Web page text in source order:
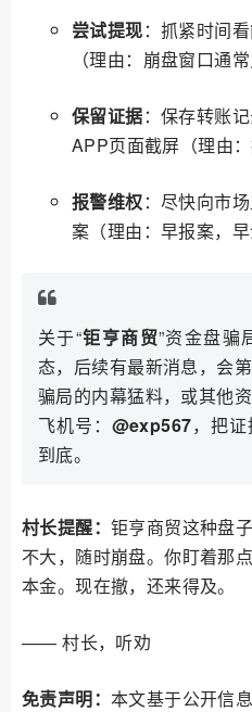
尝试提现：抓紧时间
（理由：崩盘窗口通
保留证据：保存转账
APP页面截屏（理由：
报警维权：尽快向市
案（理由：早报案，早
关于“钜亨商贸”资金盘骗
态，后续有最新消息，会
骗局的内幕猛料，或其他
飞机号： @exp567，把
到底。
村长提醒： 钜亨商贸这种盘
不大，随时崩盘。你盯着那
本金。现在撤，还来得及。
—— 村长，听劝
免责声明： 本文基于公开信